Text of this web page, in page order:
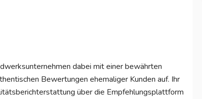
dabei mit einer bewährten
Bewertungen ehemaliger Kunden auf. Ihr
über die Empfehlungsplattform